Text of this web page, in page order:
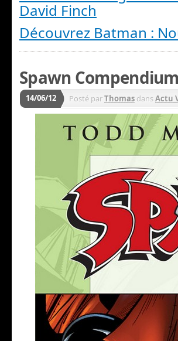
David Finch
Découvrez Batman :
Spawn
14/06/12 Posté parThomas dansActu